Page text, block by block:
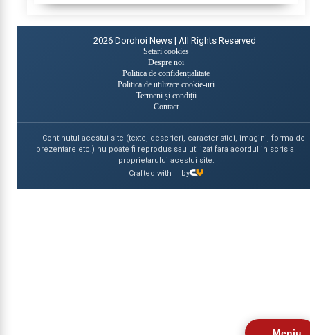
2026 Dorohoi News | All Rights Reserved
Setari cookies
Despre noi
Politica de confidențialitate
Politica de utilizare cookie-uri
Termeni și condiții
Contact
Continutul acestui site (texte, descrieri, caracteristici, imagini, forma de
prezentare etc.) nu poate fi reprodus sau utilizat fara acordul in scris al
proprietarului acestui site.
Crafted with
by